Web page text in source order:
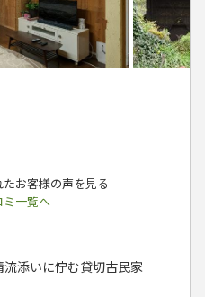
お客様の声を見る
ミ一覧へ
流添いに佇む貸切古民家